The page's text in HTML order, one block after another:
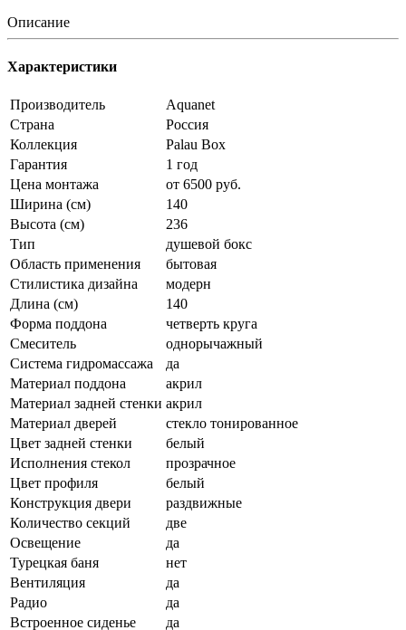
Описание
Характеристики
Производитель
Aquanet
Страна
Россия
Коллекция
Palau Box
Гарантия
1 год
Цена монтажа
от 6500 руб.
Ширина (см)
140
Высота (см)
236
Тип
душевой бокс
Область применения
бытовая
Стилистика дизайна
модерн
Длина (см)
140
Форма поддона
четверть круга
Смеситель
однорычажный
Система гидромассажа
да
Материал поддона
акрил
Материал задней стенки акрил
Материал дверей
стекло тонированное
Цвет задней стенки
белый
Исполнения стекол
прозрачное
Цвет профиля
белый
Конструкция двери
раздвижные
Количество секций
две
Освещение
да
Турецкая баня
нет
Вентиляция
да
Радио
да
Встроенное сиденье
да